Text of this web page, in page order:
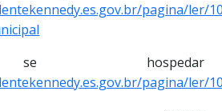
pagina/ler/
hospedar
pagina/ler/